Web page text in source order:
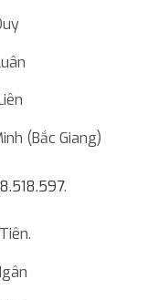
(Bắc Giang)
.